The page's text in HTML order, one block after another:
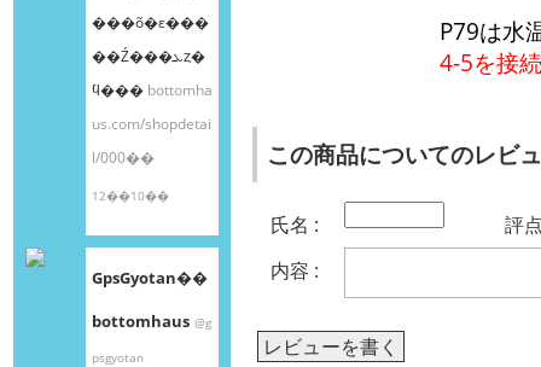
���õ�ε���
��Ź���ܥȥ�
ϥ��� bottomha
us.com/shopdetai
l/000��
12��10��
GpsGyotan��
bottomhaus @g
psgyotan
P79は水
4-5を接続
この商品についてのレビ
氏名 :
評
内容 :
レビューを書く